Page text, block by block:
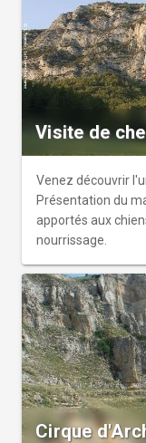
Visite de
Venez découvrir
Présentation du
apportés aux
nourrissage.
Cirque